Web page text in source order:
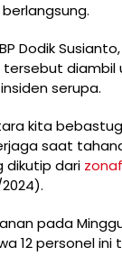
Dodik
diambil
serupa.
kita
saat
dikutip dari
pada
12 personel ini